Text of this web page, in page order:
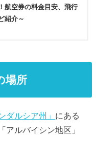
航空券の料金目安、飛行
紹介～
場所
ダルシア州」 にある
アルバイシン地区」